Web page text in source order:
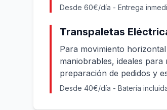
Desde 60€/día - Entrega
Transpaletas
Para movimiento
maniobrables, ideales para
preparación de pedidos y
Desde 40€/día - Batería